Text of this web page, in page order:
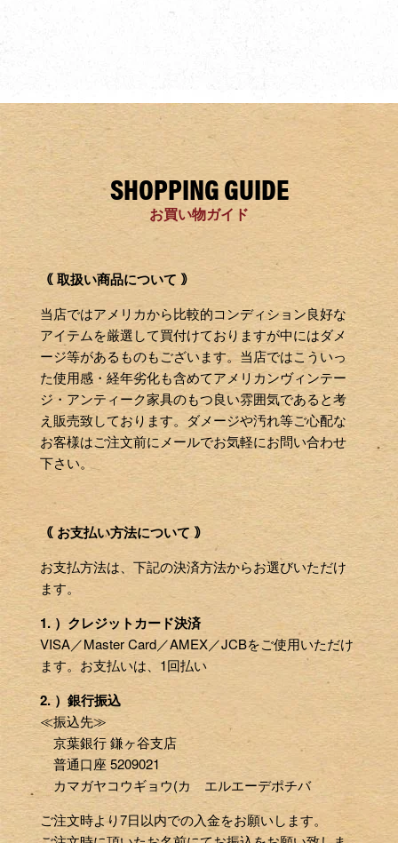
SHOPPING GUIDE
お買い物ガイド
｟ 取扱い商品について ｠
当店ではアメリカから比較的コンディション良好な
アイテムを厳選して買付けておりますが中にはダメ
ージ等があるものもございます。当店ではこういっ
た使用感・経年劣化も含めてアメリカンヴィンテー
ジ・アンティーク家具のもつ良い雰囲気であると考
え販売致しております。ダメージや汚れ等ご心配な
お客様はご注文前にメールでお気軽にお問い合わせ
下さい。
｟ お支払い方法について ｠
お支払方法は、下記の決済方法からお選びいただけ
ます。
1. ）クレジットカード決済
VISA／Master Card／AMEX／JCBをご使用いただけ
ます。お支払いは、1回払い
2. ）銀行振込
≪振込先≫
京葉銀行 鎌ヶ谷支店
普通口座 5209021
カマガヤコウギョウ(カ エルエーデポチバ
ご注文時より7日以内での入金をお願いします。